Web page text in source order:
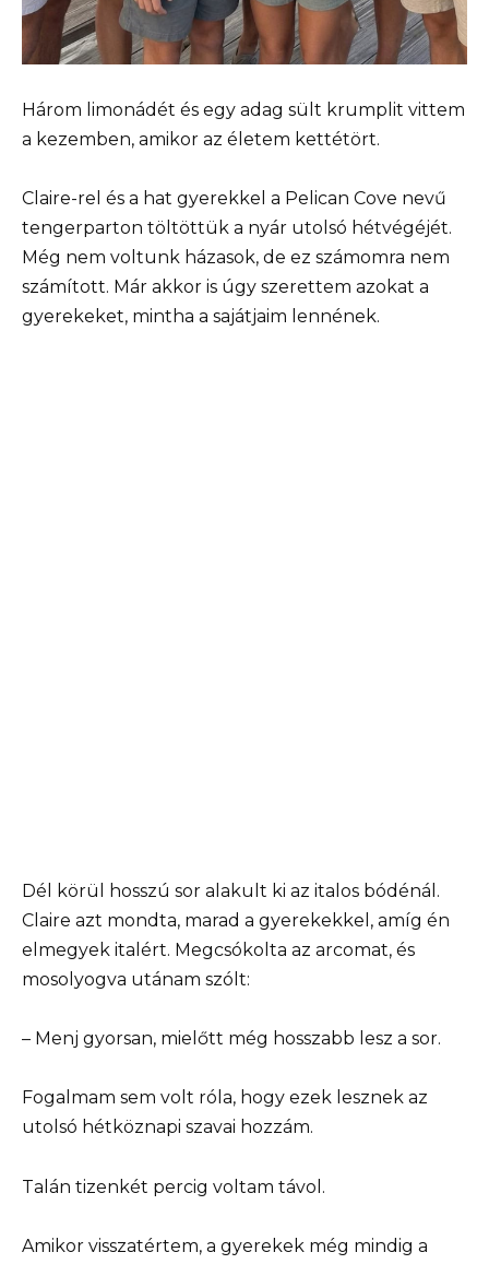
Három limonádét és egy adag sült krumplit vittem
a kezemben, amikor az életem kettétört.
Claire-rel és a hat gyerekkel a Pelican Cove nevű
tengerparton töltöttük a nyár utolsó hétvégéjét.
Még nem voltunk házasok, de ez számomra nem
számított. Már akkor is úgy szerettem azokat a
gyerekeket, mintha a sajátjaim lennének.
Dél körül hosszú sor alakult ki az italos bódénál.
Claire azt mondta, marad a gyerekekkel, amíg én
elmegyek italért. Megcsókolta az arcomat, és
mosolyogva utánam szólt:
– Menj gyorsan, mielőtt még hosszabb lesz a sor.
Fogalmam sem volt róla, hogy ezek lesznek az
utolsó hétköznapi szavai hozzám.
Talán tizenkét percig voltam távol.
Amikor visszatértem, a gyerekek még mindig a